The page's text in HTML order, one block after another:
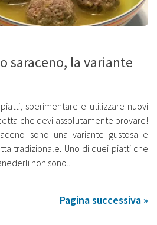
saraceno, la variante
sperimentare e utilizzare nuovi
che devi assolutamente provare!
sono una variante gustosa e
tradizionale. Uno di quei piatti che
non sono...
Pagina successiva »